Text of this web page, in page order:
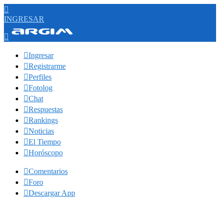

INGRESAR

Ingresar
Registrarme
Perfiles
Fotolog
Chat
Respuestas
Rankings
Noticias
El Tiempo
Horóscopo
Comentarios
Foro
Descargar App